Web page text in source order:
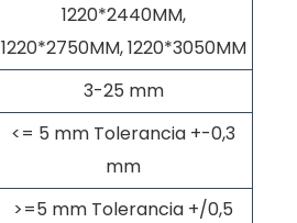
1220*2440MM,
1220*2750MM, 1220*3050MM
3-25 mm
<= 5 mm Tolerancia +-0,3
mm
>=5 mm Tolerancia +/0,5